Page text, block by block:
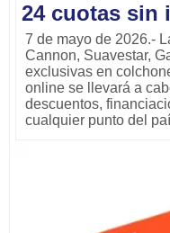
24 cuotas sin
7 de mayo de 2026.-
Cannon, Suavestar,
exclusivas en
online se llevará a
descuentos,
cualquier punto del